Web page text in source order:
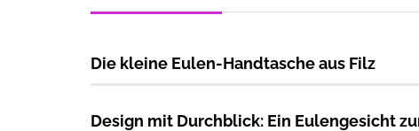
Die kleine Eulen-Handtasche aus Filz
Design mit Durchblick: Ein Eulengesicht